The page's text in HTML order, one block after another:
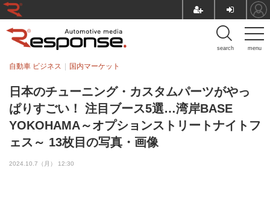
menu
search
日本のチューニング・カスタムパーツがやっ
ぱりすごい！ 注目ブース5選…湾岸BASE
YOKOHAMA～オプションストリートナイトフ
ェス～ 13枚目の写真・画像
自動車 ビジネス 国内マーケット
2024.10.7（月） 12:30